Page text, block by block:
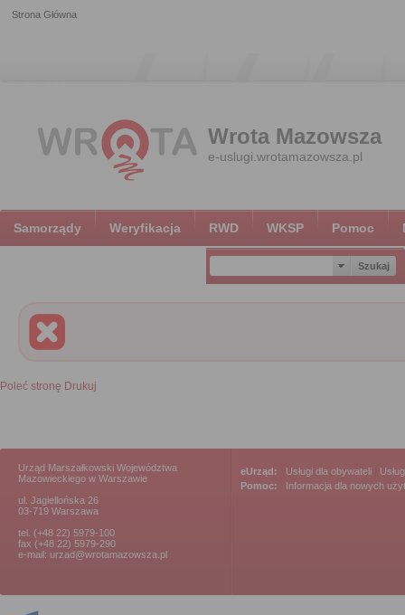
Strona Główna
Wrota Mazowsza
e-uslugi.wrotamazowsza.pl
Samorządy Weryfikacja RWD WKSP Pomoc
Poleć stronę Drukuj
Urząd Marszałkowski Województwa
Mazowieckiego w Warszawie
ul. Jagiellońska 26
03-719 Warszawa
tel. (+48 22) 5979-100
fax (+48 22) 5979-290
e-mail: urzad@wrotamazowsza.pl
eUrząd: Usługi dla obywateli
Pomoc:
Informacja dla nowych